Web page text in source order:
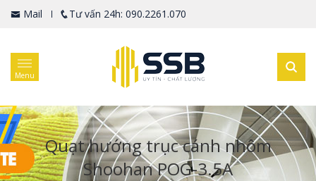
Mail Tư vấn 24h: 090.2261.070
Menu
Quạt hướng trục cánh nhôm
Shoohan POG-3.5A